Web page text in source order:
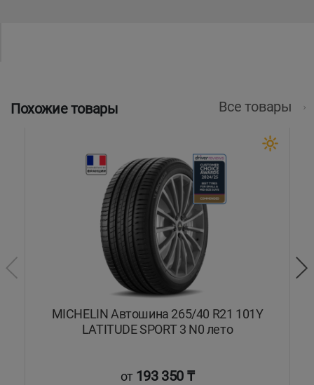
Похожие товары Все товары
MICHELIN Автошина 265/40 R21 101Y
LATITUDE SPORT 3 N0 лето
от 193 350 ₸